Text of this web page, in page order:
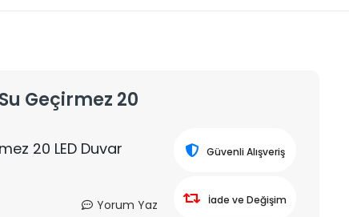
Geçirmez 20
20 LED Duvar
Yorum Yaz
Güvenli Alışveriş
İade ve Değişim